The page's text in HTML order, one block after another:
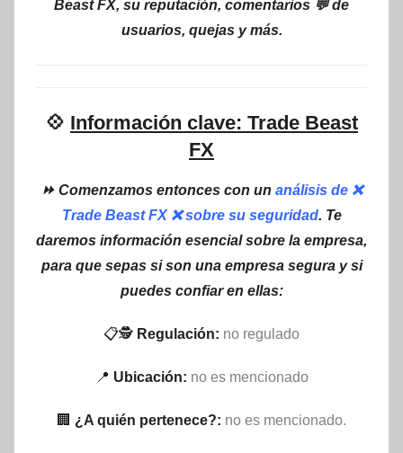
Beast FX, su reputación, comentarios 💬 de
usuarios, quejas y más.
💠 Información clave: Trade Beast
FX
⏩ Comenzamos entonces con un análisis de ❌
Trade Beast FX ❌ sobre su seguridad. Te
daremos información esencial sobre la empresa,
para que sepas si son una empresa segura y si
puedes confiar en ellas:
📋🕵 Regulación: no regulado
📍 Ubicación: no es mencionado
🏢 ¿A quién pertenece?: no es mencionado.